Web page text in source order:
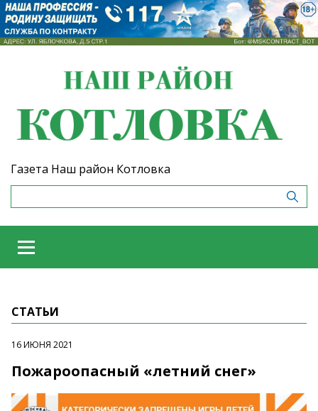
Газета Наш район Котловка
СТАТЬИ
16 ИЮНЯ 2021
Пожароопасный «летний снег»